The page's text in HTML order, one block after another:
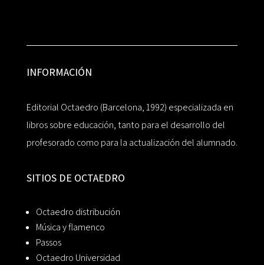
INFORMACIÓN
Editorial Octaedro (Barcelona, 1992) especializada en
libros sobre educación, tanto para el desarrollo del
profesorado como para la actualización del alumnado.
SITIOS DE OCTAEDRO
Octaedro distribución
Música y flamenco
Passos
Octaedro Universidad